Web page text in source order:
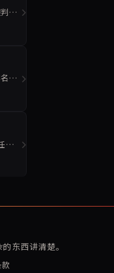
断
。
表
东西讲清楚。